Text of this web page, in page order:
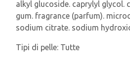
alkyl glucoside. caprylyl glycol.
gum. fragrance (parfum).
sodium citrate. sodium
Tipi di pelle: Tutte